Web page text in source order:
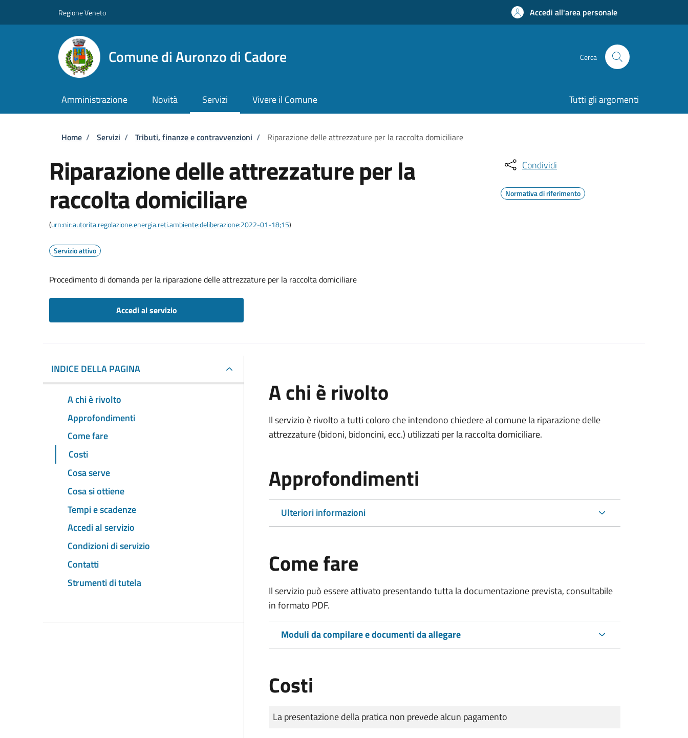
Regione Veneto Accedi all'area personale
Comune di Auronzo di Cadore Cerca
Amministrazione Novità Servizi Vivere il Comune Tutti gli argomenti
Briciole di pane
Home / Servizi / Tributi, finanze e contravvenzioni / Riparazione delle attrezzature per la raccolta domiciliare
Riparazione delle attrezzature per la
raccolta domiciliare
(urn:nir:autorita.regolazione.energia.reti.ambiente:deliberazione:2022-01-18;15)
Servizio attivo
Procedimento di domanda per la riparazione delle attrezzature per la raccolta domiciliare
Accedi al servizio
Condividi
Normativa di riferimento
INDICE DELLA PAGINA
A chi è rivolto
Approfondimenti
Come fare
Costi
Cosa serve
Cosa si ottiene
Tempi e scadenze
Accedi al servizio
Condizioni di servizio
Contatti
Strumenti di tutela
A chi è rivolto
Il servizio è rivolto a tutti coloro che intendono chiedere al comune la riparazione delle
attrezzature (bidoni, bidoncini, ecc.) utilizzati per la raccolta domiciliare.
Approfondimenti
Ulteriori informazioni
Come fare
Il servizio può essere attivato presentando tutta la documentazione prevista, consultabile
in formato PDF.
Moduli da compilare e documenti da allegare
Costi
Tipo di pagamento
Importo
La presentazione della pratica non prevede alcun pagamento